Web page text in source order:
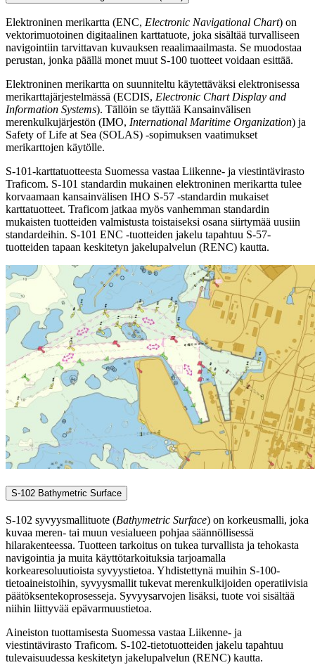
Elektroninen merikartta (ENC, Electronic Navigational Chart) on
vektorimuotoinen digitaalinen karttatuote, joka sisältää turvalliseen
navigointiin tarvittavan kuvauksen reaalimaailmasta. Se muodostaa
perustan, jonka päällä monet muut S-100 tuotteet voidaan esittää.
Elektroninen merikartta on suunniteltu käytettäväksi elektronisessa
merikarttajärjestelmässä (ECDIS, Electronic Chart Display and
Information Systems). Tällöin se täyttää Kansainvälisen
merenkulkujärjestön (IMO, International Maritime Organization) ja
Safety of Life at Sea (SOLAS) -sopimuksen vaatimukset
merikarttojen käytölle.
S-101-karttatuotteesta Suomessa vastaa Liikenne- ja viestintävirasto
Traficom. S-101 standardin mukainen elektroninen merikartta tulee
korvaamaan kansainvälisen IHO S-57 -standardin mukaiset
karttatuotteet. Traficom jatkaa myös vanhemman standardin
mukaisten tuotteiden valmistusta toistaiseksi osana siirtymää uusiin
standardeihin. S-101 ENC -tuotteiden jakelu tapahtuu S-57-
tuotteiden tapaan keskitetyn jakelupalvelun (RENC) kautta.
S-102 Bathymetric Surface
S-102 syvyysmallituote (Bathymetric Surface) on korkeusmalli, joka
kuvaa meren- tai muun vesialueen pohjaa säännöllisessä
hilarakenteessa. Tuotteen tarkoitus on tukea turvallista ja tehokasta
navigointia ja muita käyttötarkoituksia tarjoamalla
korkearesoluutioista syvyystietoa. Yhdistettynä muihin S-100-
tietoaineistoihin, syvyysmallit tukevat merenkulkijoiden operatiivisia
päätöksentekoprosesseja. Syvyysarvojen lisäksi, tuote voi sisältää
niihin liittyvää epävarmuustietoa.
Aineiston tuottamisesta Suomessa vastaa Liikenne- ja
viestintävirasto Traficom. S-102-tietotuotteiden jakelu tapahtuu
tulevaisuudessa keskitetyn jakelupalvelun (RENC) kautta.